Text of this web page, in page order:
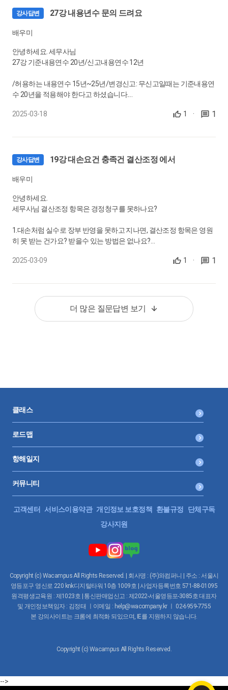
24. 각 사업연도의 법인세 - 과세표준② 손금(11)
제23조 (2), 핵심정리
0:22:00
25. 각 사업연도의 법인세 - 과세표준② 손금(12)
비)
0:12:07
실무사례 - 감가상각비(타인사용자산)
27.
각 사업연도의 법인세 - 과세표준② 손금(14)
(기준내용연수와 내용연수)
0:10:56
28. 각 사업연도의 법인세 - 과세표준② 손금(15)
실무사례 - 비지정기부금
0:05:08
31.
각 사업연도의 법인세 - 과세표준② 손금(18)
제25조, 핵심정리
0:13:06
32.
각 사업연도의 법인세 - 과세표준② 손금(19)
실무사례 - 임직원명의 카드, 기업업무추진비 VS 판매부대비용
(1)
각 사업연도의 법인세 - 과세표준② 손금(20)
34. 각 사업연도의 법인세 - 과세표준② 손금(21)
실무사례 - 기업업무추진비 VS 판매부대비용 (3)
0:21:18
파견나온 근무자에 지급한 간식이나 휴가비,명절 떡값등의 지급액
을 접대비로 봐야 하는 건가요?
강사답변 27강 내용년수 문의 드려요
배우미
안녕하세요. 세무사님
27강 기준내용연수 20년/신고내용연수 12년
/허용하는 내용연수 15년~25년/변경신고: 무신고일때는 기준내용연
수 20년을 적용해야 한다고 하셨습니다.
문)A법인이 세법상 인정을 받을려면 어떻게 신고했어야 하는 건가요?
1)허용년수인 15년으로 신고 해야 하는 걸까요?
2)15년으로 신고한다면 프로젝트 기간이 끝나서도 계속 남은 3년간
여 지는데, ....
감사합니다.
2025-03-18 1 · 1
강사답변 19강 대손요건 충족건 결산조정 에서
배우미
안녕하세요.
세무사님 결산조정 항목은 경정청구를 못하나요?
1.대손처럼 실수로 장부 반영을 못하고 지나면, 결산조정 항목은 영원
히 못 받는 건가요? 받을수 있는 방법은 없나요?
2.신고조정사항은 경정이 된다는 말인거죠?
감사합니다.
2025-03-09 1 · 1
더 많은 질문답변 보기
클래스
로드맵
항해일지
커뮤니티
고객센터 서비스이용약관 개인정보 보호정책 환불규정
단체구독
강사지원
Copyright (c) Wacampus All Rights Reserved. | 회사명 : (주)와컴퍼니 | 주소 : 서울시
영등포구 영신로 220 knk디지털타워 10층 1009호 | 사업자등록번호 571-88-01095
원격평생교육원 : 제1023호 | 통신판매업신고 : 제2022-서울영등포-3085호 대표자
및 개인정보책임자 : 김정태 ㅣ이메일 : help@wacompany.kr ㅣ 02-6959-7755
본 강의사이트는 크롬에 최적화 되있으며, IE를 지원하지 않습니다.
Copyright (c) Wacampus All Rights Reserved.
-->